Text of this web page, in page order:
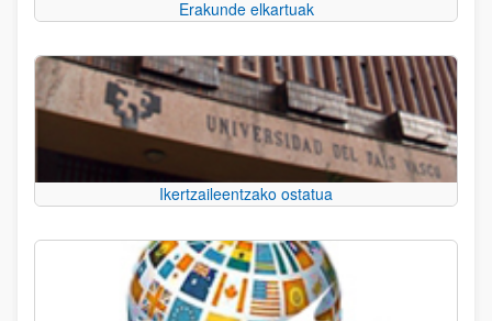
Erakunde elkartuak
Ikertzaileentzako ostatua